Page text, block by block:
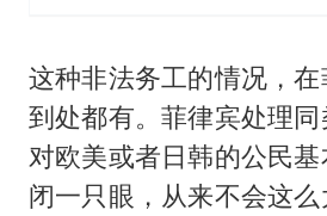
这种非法务工的情况，
到处都有。菲律宾处理同
对欧美或者日韩的公民
闭一只眼，从来不会这么